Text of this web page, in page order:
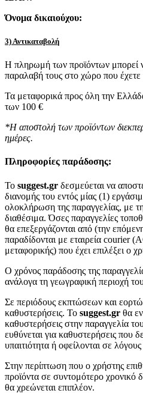
Όνομα δικαιούχου:
3) Αντικαταβολή
Η πληρωμή των προϊόντων μπορεί
παραλαβή τους στο χώρο που
Τα μεταφορικά προς όλη την
των 100 €
*Η αποστολή των προϊόντων
ημέρες.
Πληροφορίες παράδοσης:
To suggest.gr δεσμεύεται να
διανομής του εντός μίας (1)
ολοκλήρωση της παραγγελίας, με
διαθέσιμα. Όσες παραγγελίες
θα επεξεργάζονται από (την
παραδίδονται με εταιρεία courier
μεταφορικής) που έχει επιλέξει ο
Ο χρόνος παράδοσης της
ανάλογα τη γεωγραφική περιοχή
Σε περιόδους εκπτώσεων και
καθυστερήσεις. Το suggest.gr θα
καθυστερήσεις στην παραγγελία
ευθύνεται για καθυστερήσεις που
υπαιτιότητα ή οφείλονται σε
Στην περίπτωση που ο χρήστης
προϊόντα σε συντομότερο
θα χρεώνεται επιπλέον.